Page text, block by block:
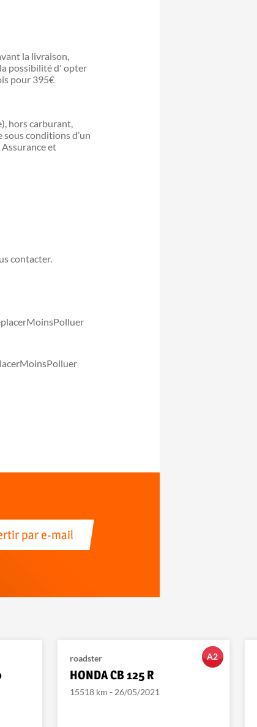
la livraison,
possibilité d' opter
pour 395€
hors carburant,
conditions d’un
et
contacter.
par e-mail
A2
roadster
HONDA CB 125 R
15518 km - 26/05/2021